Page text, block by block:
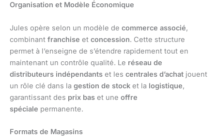
Organisation et Modèle Économique
Jules opère selon un modèle de commerce associé,
combinant franchise et concession. Cette structure
permet à l’enseigne de s’étendre rapidement tout en
maintenant un contrôle qualité. Le réseau de
distributeurs indépendants et les centrales d’achat jouent
un rôle clé dans la gestion de stock et la logistique,
garantissant des prix bas et une offre
spéciale permanente.
Formats de Magasins